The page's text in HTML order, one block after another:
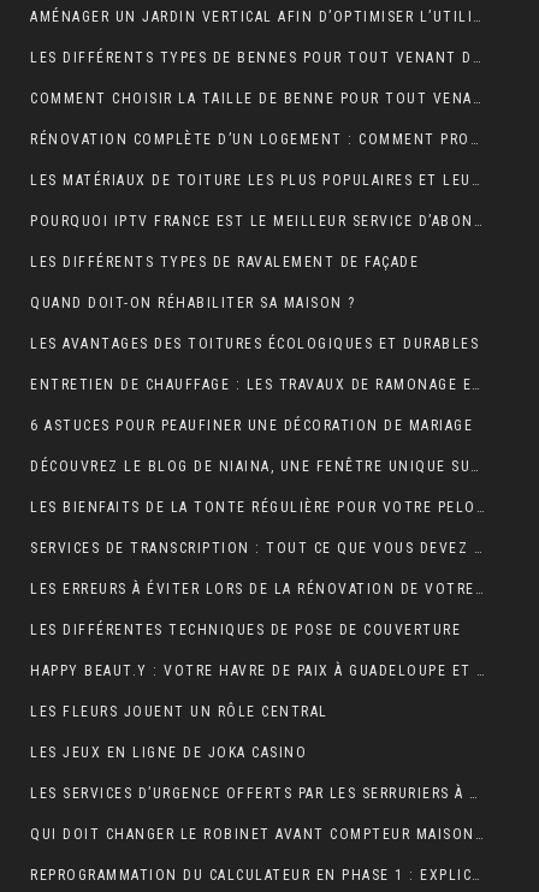
AMÉNAGER UN JARDIN VERTICAL AFIN D’OPTIMISER L’UTILISATION DE L’ESPACE EXTÉRIEUR.
LES DIFFÉRENTS TYPES DE BENNES POUR TOUT VENANT DISPONIBLES
COMMENT CHOISIR LA TAILLE DE BENNE POUR TOUT VENANT ?
RÉNOVATION COMPLÈTE D’UN LOGEMENT : COMMENT PROCÉDER ?
LES MATÉRIAUX DE TOITURE LES PLUS POPULAIRES ET LEURS CARACTÉRISTIQUES
POURQUOI IPTV FRANCE EST LE MEILLEUR SERVICE D’ABONNEMENT IPTV ?
LES DIFFÉRENTS TYPES DE RAVALEMENT DE FAÇADE
QUAND DOIT-ON RÉHABILITER SA MAISON ?
LES AVANTAGES DES TOITURES ÉCOLOGIQUES ET DURABLES
ENTRETIEN DE CHAUFFAGE : LES TRAVAUX DE RAMONAGE EN DÉTAIL
6 ASTUCES POUR PEAUFINER UNE DÉCORATION DE MARIAGE
DÉCOUVREZ LE BLOG DE NIAINA, UNE FENÊTRE UNIQUE SUR MADAGASCAR
LES BIENFAITS DE LA TONTE RÉGULIÈRE POUR VOTRE PELOUSE
SERVICES DE TRANSCRIPTION : TOUT CE QUE VOUS DEVEZ SAVOIR
LES ERREURS À ÉVITER LORS DE LA RÉNOVATION DE VOTRE TOITURE
LES DIFFÉRENTES TECHNIQUES DE POSE DE COUVERTURE
HAPPY BEAUT.Y : VOTRE HAVRE DE PAIX À GUADELOUPE ET À PARIS
LES FLEURS JOUENT UN RÔLE CENTRAL
LES JEUX EN LIGNE DE JOKA CASINO
LES SERVICES D’URGENCE OFFERTS PAR LES SERRURIERS À PARIS
QUI DOIT CHANGER LE ROBINET AVANT COMPTEUR MAISON INDIVIDUELLE ?
REPROGRAMMATION DU CALCULATEUR EN PHASE 1 : EXPLICATIONS